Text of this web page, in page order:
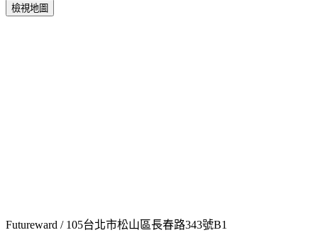
檢視地圖
Futureward / 105台北市松山區長春路343號B1